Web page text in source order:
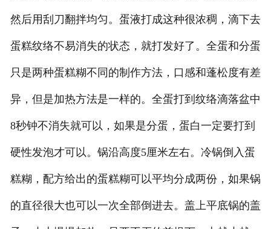
然后用刮刀翻拌均匀。蛋液打成这种很浓稠，滴下去
蛋糕纹络不易消失的状态，就打发好了。全蛋和分蛋
只是两种蛋糕糊不同的制作方法，口感和蓬松度有差
异，但是加热方法是一样的。全蛋打到纹络滴落盆中
8秒钟不消失就可以，如果是分蛋，蛋白一定要打到
硬性发泡才可以。锅沿高度5厘米左右。冷锅倒入蛋
糕糊，配方给出的蛋糕糊可以平均分成两份，如果锅
的直径很大也可以一次全部倒进去。盖上平底锅的盖